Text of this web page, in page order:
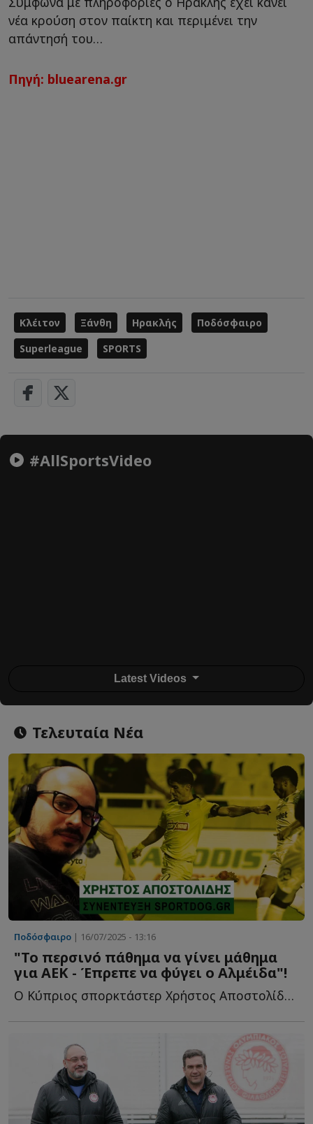
νέα κρούση στον παίκτη και περιμένει την
απάντησή του…
Πηγή: bluearena.gr
Κλέιτον Ξάνθη Ηρακλής
Ποδόσφαιρο
Superleague
SPORTS
#AllSportsVideo
Latest Videos
Τελευταία Νέα
Ποδόσφαιρο | 16/07/2025 - 13:16
"Το περσινό πάθημα να γίνει μάθημα
για ΑΕΚ - Έπρεπε να φύγει ο Αλμέιδα"!
Ο Κύπριος σπορκτάστερ Χρήστος Αποστολίδης στο Sportdog γ...